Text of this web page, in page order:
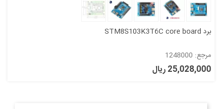
برد STM8S103K3T6C core board
مرجع: 1248000
25,028,000 ریال